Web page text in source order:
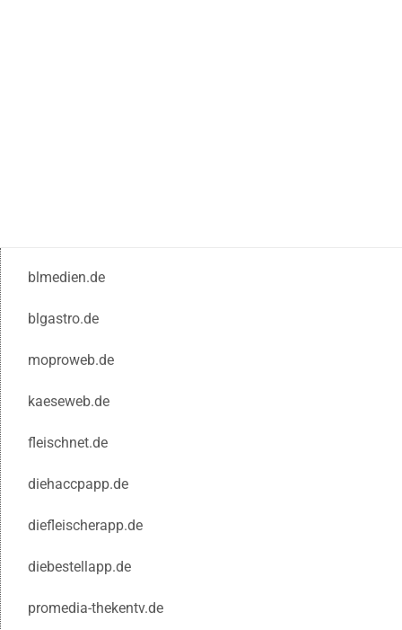
blmedien.de
blgastro.de
moproweb.de
kaeseweb.de
fleischnet.de
diehaccpapp.de
diefleischerapp.de
diebestellapp.de
promedia-thekentv.de